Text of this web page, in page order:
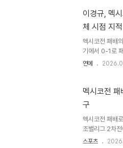
인 엄지성과 양
적 선택은 주전
스 카스트로프
인 대표팀..
이경규, 멕
체 시점 지적
멕시코전 패배
기에서 0-1로
체코전 승리의
활용했어야 한
강조했습니다.
32강 진출을
필요가 있..
연예
멕시코전
구
멕시코전 패배
조별리그 2차
리로 얻었던
스포츠